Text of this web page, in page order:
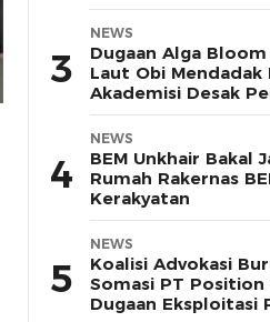
3
NEWS
Dugaan Alga Bloom
Laut Obi Mendadak
Akademisi Desak
Halsel Uji Sampel
4
NEWS
BEM Unkhair Bakal
Rumah Rakernas
Kerakyatan
5
NEWS
Koalisi Advokasi
Somasi PT Position
Dugaan Eksploitasi